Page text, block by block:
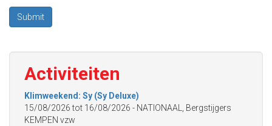
Submit
Activiteiten
Klimweekend: Sy (Sy Deluxe)
15/08/2026tot 16/08/2026 - NATIONAAL, Bergstijgers
KEMPEN vzw